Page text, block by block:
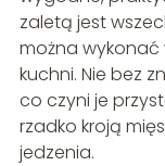
zaletą jest
można
kuchni. Nie bez
co czyni je
rzadko kroją
jedzenia.